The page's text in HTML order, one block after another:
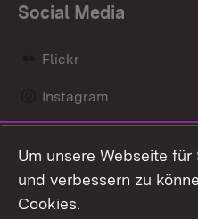
Social Media
Flickr
Instagram
Mastodon
Messenger
Um unsere Webseite
und verbessern zu
Cookies.